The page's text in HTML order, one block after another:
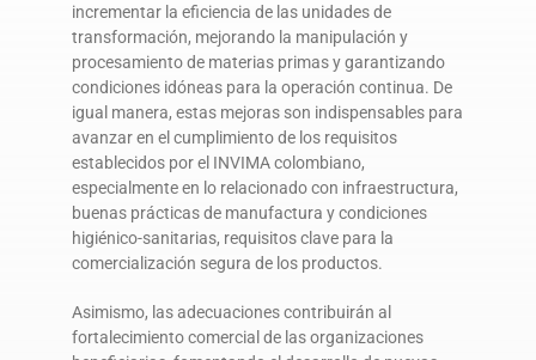
incrementar la eficiencia de las unidades de
transformación, mejorando la manipulación y
procesamiento de materias primas y garantizando
condiciones idóneas para la operación continua. De
igual manera, estas mejoras son indispensables para
avanzar en el cumplimiento de los requisitos
establecidos por el INVIMA colombiano,
especialmente en lo relacionado con infraestructura,
buenas prácticas de manufactura y condiciones
higiénico-sanitarias, requisitos clave para la
comercialización segura de los productos.
Asimismo, las adecuaciones contribuirán al
fortalecimiento comercial de las organizaciones